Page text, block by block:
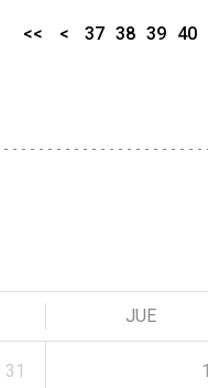
<< < 37 38 39 40
JUE
31 1